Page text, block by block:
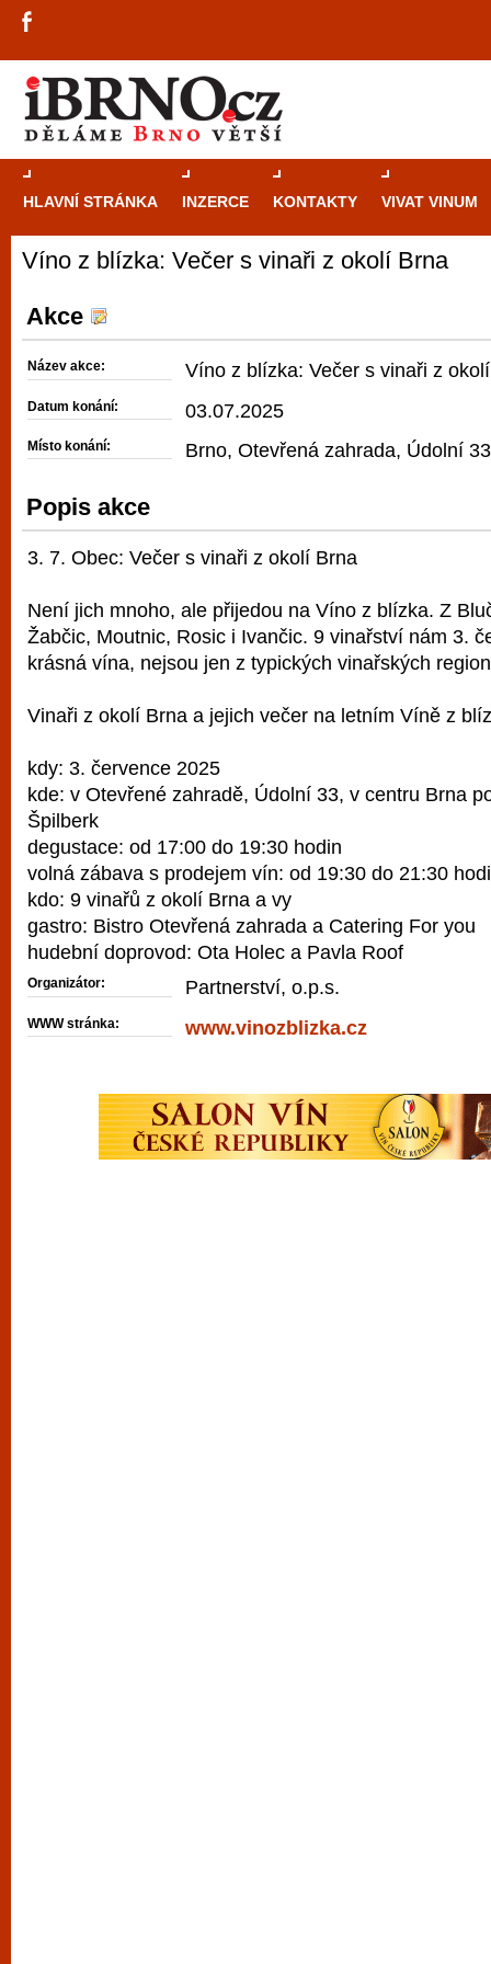
HLAVNÍ STRÁNKA INZERCE KONTAKTY VIVAT VINUM
Víno z blízka: Večer s vinaři z okolí Brna
Akce
Název akce: Víno z blízka: Večer s vinaři z
Datum konání: 03.07.2025
Místo konání: Brno, Otevřená zahrada, Údolní 33
Popis akce
3. 7. Obec: Večer s vinaři z okolí Brna
Není jich mnoho, ale přijedou na Víno z blízka. Z
Žabčic, Moutnic, Rosic i Ivančic. 9 vinařství nám 3.
krásná vína, nejsou jen z typických vinařských
Vinaři z okolí Brna a jejich večer na letním Víně z
kdy: 3. července 2025
kde: v Otevřené zahradě, Údolní 33, v centru Brna
Špilberk
degustace: od 17:00 do 19:30 hodin
volná zábava s prodejem vín: od 19:30 do 21:30
kdo: 9 vinařů z okolí Brna a vy
gastro: Bistro Otevřená zahrada a Catering For you
hudební doprovod: Ota Holec a Pavla Roof
Organizátor: Partnerství, o.p.s.
WWW stránka: www.vinozblizka.cz
automaty
restaurace,
vyzkoušet různé kasinové hry. V
metropoli naleznete širokou nabídku her
po moderní automaty jak pro pravidelné
příležitostné hráče. V...